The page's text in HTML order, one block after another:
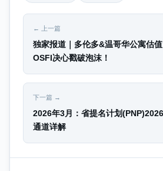
← 上一篇
独家报道｜多伦多&温哥华公寓估值
OSFI决心戳破泡沫！
下一篇 →
2026年3月：省提名计划
通道详解